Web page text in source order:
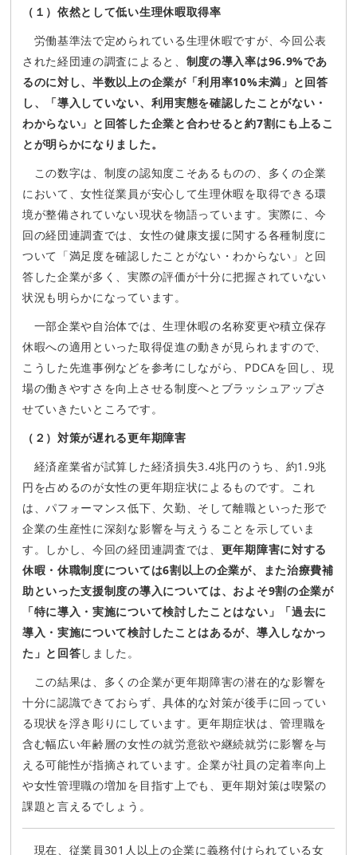
（１）依然として低い生理休暇取得率
労働基準法で定められている生理休暇ですが、今回公表
された経団連の調査によると、 制度の導入率は96.9%であ
るのに対し、半数以上の企業が「利用率10%未満」と回答
し、「導入していない、利用実態を確認したことがない・
わからない」と回答した企業と合わせると約7割にも上るこ
とが明らかになりました。
この数字は、制度の認知度こそあるものの、多くの企業
において、女性従業員が安心して生理休暇を取得できる環
境が整備されていない現状を物語っています。実際に、今
回の経団連調査では、女性の健康支援に関する各種制度に
ついて「満足度を確認したことがない・わからない」と回
答した企業が多く、実際の評価が十分に把握されていない
状況も明らかになっています。
一部企業や自治体では、生理休暇の名称変更や積立保存
休暇への適用といった取得促進の動きが見られますので、
こうした先進事例などを参考にしながら、PDCAを回し、現
場の働きやすさを向上させる制度へとブラッシュアップさ
せていきたいところです。
（２）対策が遅れる更年期障害
経済産業省が試算した経済損失3.4兆円のうち、約1.9兆
円を占めるのが女性の更年期症状によるものです。これ
は、パフォーマンス低下、欠勤、そして離職といった形で
企業の生産性に深刻な影響を与えうることを示していま
す。しかし、今回の経団連調査では、 更年期障害に対する
休暇・休職制度については6割以上の企業が、また治療費補
助といった支援制度の導入については、およそ9割の企業が
「特に導入・実施について検討したことはない」「過去に
導入・実施について検討したことはあるが、導入しなかっ
た」と回答しました。
この結果は、多くの企業が更年期障害の潜在的な影響を
十分に認識できておらず、具体的な対策が後手に回ってい
る現状を浮き彫りにしています。更年期症状は、管理職を
含む幅広い年齢層の女性の就労意欲や継続就労に影響を与
える可能性が指摘されています。企業が社員の定着率向上
や女性管理職の増加を目指す上でも、更年期対策は喫緊の
課題と言えるでしょう。
現在、従業員301人以上の企業に義務付けられている女